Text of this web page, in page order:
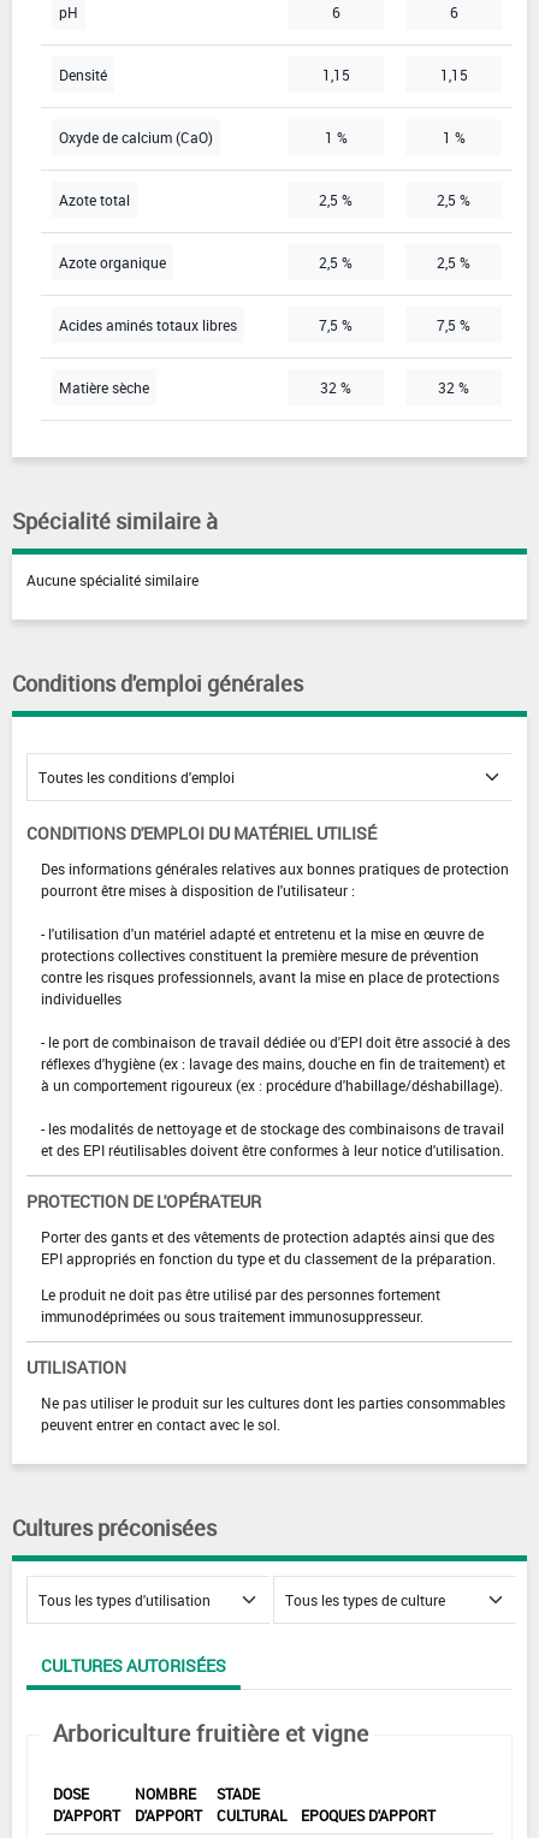
pH 6 6
Densité 1,15 1,15
Oxyde de calcium (CaO) 1 % 1 %
Azote total 2,5 % 2,5 %
Azote organique 2,5 % 2,5 %
Acides aminés totaux libres 7,5 % 7,5 %
Matière sèche 32 % 32 %
Spécialité similaire à
Aucune spécialité similaire
Conditions d'emploi générales
CONDITIONS D'EMPLOI DU MATÉRIEL UTILISÉ
Des informations générales relatives aux bonnes pratiques de protection
pourront être mises à disposition de l'utilisateur :
- l'utilisation d'un matériel adapté et entretenu et la mise en œuvre de
protections collectives constituent la première mesure de prévention
contre les risques professionnels, avant la mise en place de protections
individuelles
- le port de combinaison de travail dédiée ou d'EPI doit être associé à des
réflexes d'hygiène (ex : lavage des mains, douche en fin de traitement) et
à un comportement rigoureux (ex : procédure d'habillage/déshabillage).
- les modalités de nettoyage et de stockage des combinaisons de travail
et des EPI réutilisables doivent être conformes à leur notice d'utilisation.
PROTECTION DE L'OPÉRATEUR
Porter des gants et des vêtements de protection adaptés ainsi que des
EPI appropriés en fonction du type et du classement de la préparation.
Le produit ne doit pas être utilisé par des personnes fortement
immunodéprimées ou sous traitement immunosuppresseur.
UTILISATION
Ne pas utiliser le produit sur les cultures dont les parties consommables
peuvent entrer en contact avec le sol.
Cultures préconisées
CULTURES AUTORISÉES
Arboriculture fruitière et vigne
DOSE
D'APPORT
NOMBRE
D'APPORT
STADE
CULTURAL
EPOQUES D'APPORT